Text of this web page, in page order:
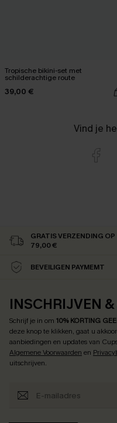
Tropische bikini-set met
schilderachtige route
39,00 €
Vind je
GRATIS VERZENDING OP
79,00 €
BEVEILIGEN PAYMEMT
INSCHRIJVEN
Schrijf je in om 10% KORTING
deze knop te klikken, gaat u
aanbiedingen en updates van
Algemene Voorwaarden en
uitschrijven.